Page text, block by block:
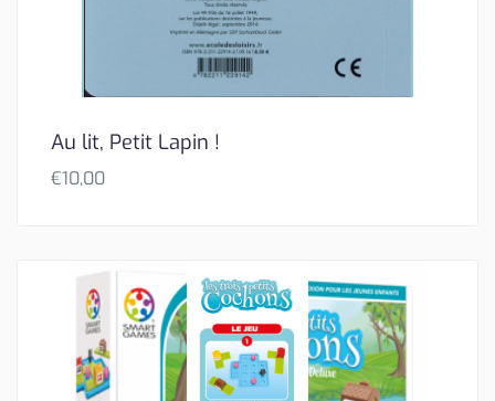
Au lit, Petit Lapin !
€10,00